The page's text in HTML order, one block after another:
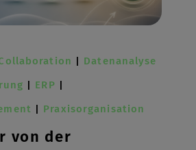
| Datenanalyse
| ERP |
| Praxisorganisation
von der